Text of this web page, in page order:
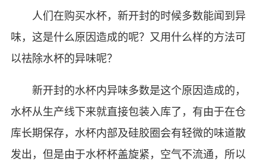
人们在购买水杯，新开封的时候多数能闻到异
味，这是什么原因造成的呢？又用什么样的方法可
以祛除水杯的异味呢？
新开封的水杯内异味多数是这个原因造成的，
水杯从生产线下来就直接包装入库了，有由于在仓
库长期保存，水杯内部及硅胶圈会有轻微的味道散
发出，但是由于水杯杯盖旋紧，空气不流通，所以